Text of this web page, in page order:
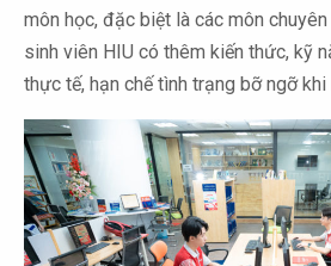
môn học, đặc biệt là các môn
sinh viên HIU có thêm kiến thức, kỹ
thực tế, hạn chế tình trạng bỡ ngỡ khi